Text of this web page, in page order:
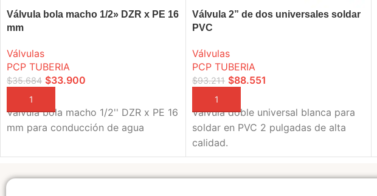
Válvula bola macho 1/2» DZR x PE 16
mm
Válvulas
PCP TUBERIA
$35.684 $33.900
AÑADIR A LA CESTA
Válvula bola macho 1/2'' DZR x PE 16
mm para conducción de agua
Válvula 2” de dos universales soldar
PVC
Válvulas
PCP TUBERIA
$93.211 $88.551
AÑADIR A LA CESTA
Válvula doble universal blanca para
soldar en PVC 2 pulgadas de alta
calidad.